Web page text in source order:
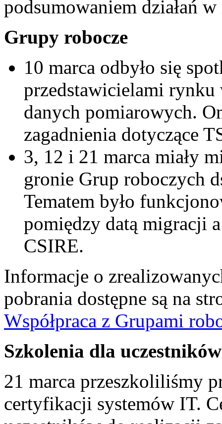
podsumowaniem działań
Grupy robocze
10 marca odbyło się
przedstawicielami rynku
danych pomiarowych.
zagadnienia dotyczące
3, 12 i 21 marca miały
gronie Grup roboczych
Tematem było
pomiędzy datą migracji
CSIRE.
Informacje o
pobrania dostępne są na
Współpraca z Grupami
Szkolenia dla
21 marca przeszkoliliśmy
certyfikacji systemów IT.